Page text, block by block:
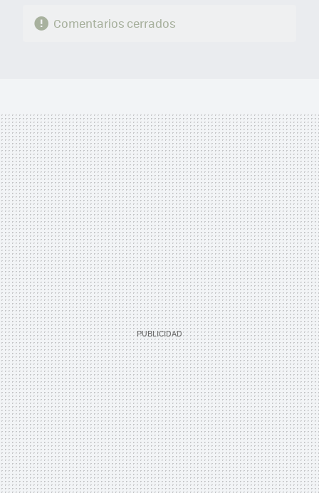
Comentarios cerrados